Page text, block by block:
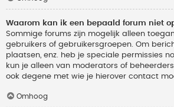
Waarom kan ik een bepaald forum niet
Sommige forums zijn mogelijk alleen
gebruikers of gebruikersgroepen. Om
plaatsen, enz. heb je speciale permissies
kun je alleen van moderators of beheerders
ook degene met wie je hierover contact
Omhoog